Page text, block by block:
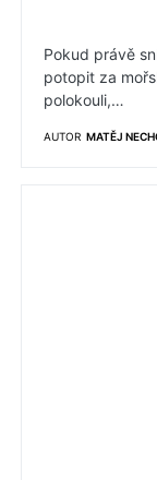
Pokud právě
potopit za
polokouli,…
AUTOR MATĚJ